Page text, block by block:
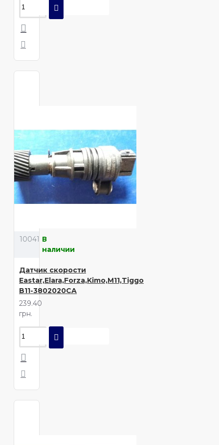
10041 В
наличии
Датчик скорости
Eastar,Elara,Forza,Kimo,M11,Tiggo
B11-3802020CA
239.40
грн.